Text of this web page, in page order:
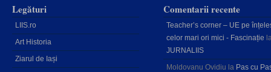
Legături
LIIS.ro
Art Historia
Ziarul de Iași
Comentarii recente
Teacher’s corner – UE pe
celor mari ori mici - Fascinație
JURNALIIS
Moldovanu Ovidiu la Pas cu